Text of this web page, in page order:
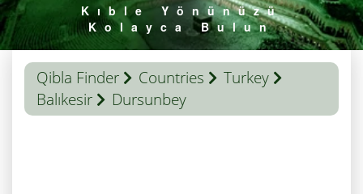
Kıble Yönünüzü
Kolayca Bulun
Qibla Finder Countries
Turkey
Balıkesir
Dursunbey